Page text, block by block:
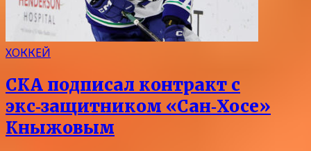
ХОККЕЙ
СКА подписал контракт с
экс‑защитником «Сан‑Хосе»
Кныжовым